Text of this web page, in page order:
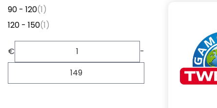
90 - 120(1)
120 - 150(1)
€ -